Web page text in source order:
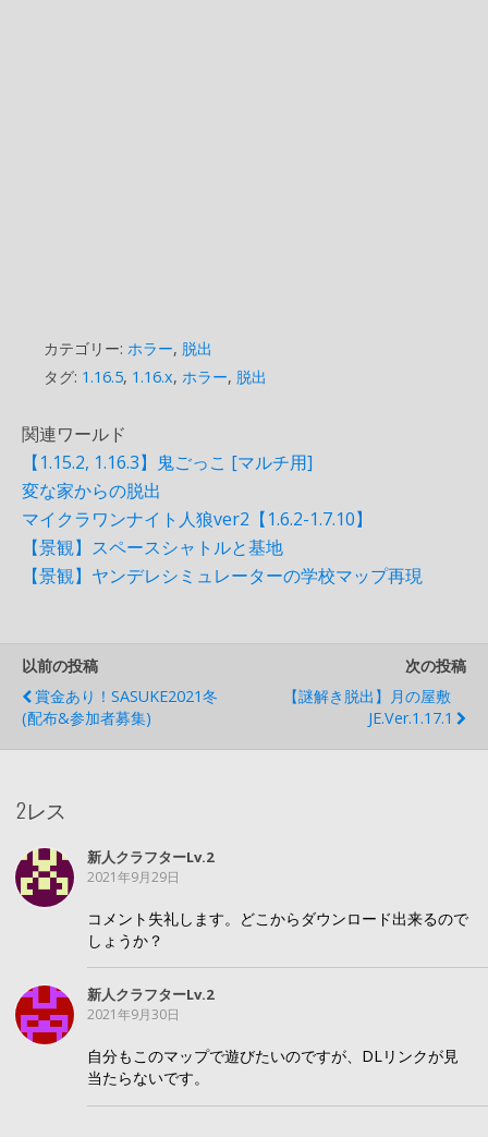
カテゴリー: ホラー, 脱出
タグ: 1.16.5, 1.16.x, ホラー, 脱出
関連ワールド
【1.15.2, 1.16.3】鬼ごっこ [マルチ用]
変な家からの脱出
マイクラワンナイト人狼ver2【1.6.2-1.7.10】
【景観】スペースシャトルと基地
【景観】ヤンデレシミュレーターの学校マップ再現
以前の投稿
賞金あり！SASUKE2021冬
(配布&参加者募集)
次の投稿
【謎解き脱出】月の屋敷
JE.Ver.1.17.1
2レス
新人クラフターLv.2
2021年9月29日
コメント失礼します。どこからダウンロード出来るので
しょうか？
新人クラフターLv.2
2021年9月30日
自分もこのマップで遊びたいのですが、DLリンクが見
当たらないです。